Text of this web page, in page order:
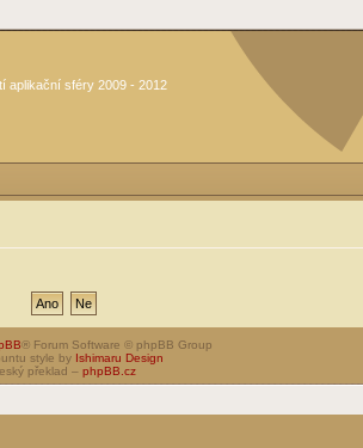
aplikační sféry 2009 - 2012
® Forum Software © phpBB Group
style by Ishimaru Design
překlad – phpBB.cz